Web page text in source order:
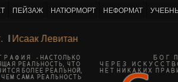
К
ΙИсаак Левитан
ПЕЙЗАЖ НАТЮРМОРТ НЕФОРМАТ